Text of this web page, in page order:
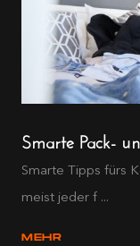
Smarte Pack-
Smarte Tipps fürs
meist jeder f ...
MEHR